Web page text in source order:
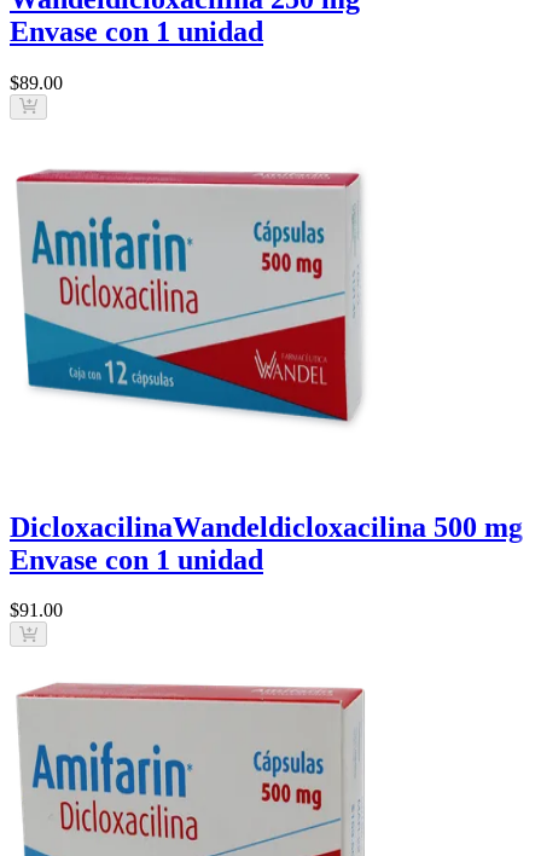
Envase con 1 unidad
$89.00
DicloxacilinaWandeldicloxacilina 500 mg
Envase con 1 unidad
$91.00